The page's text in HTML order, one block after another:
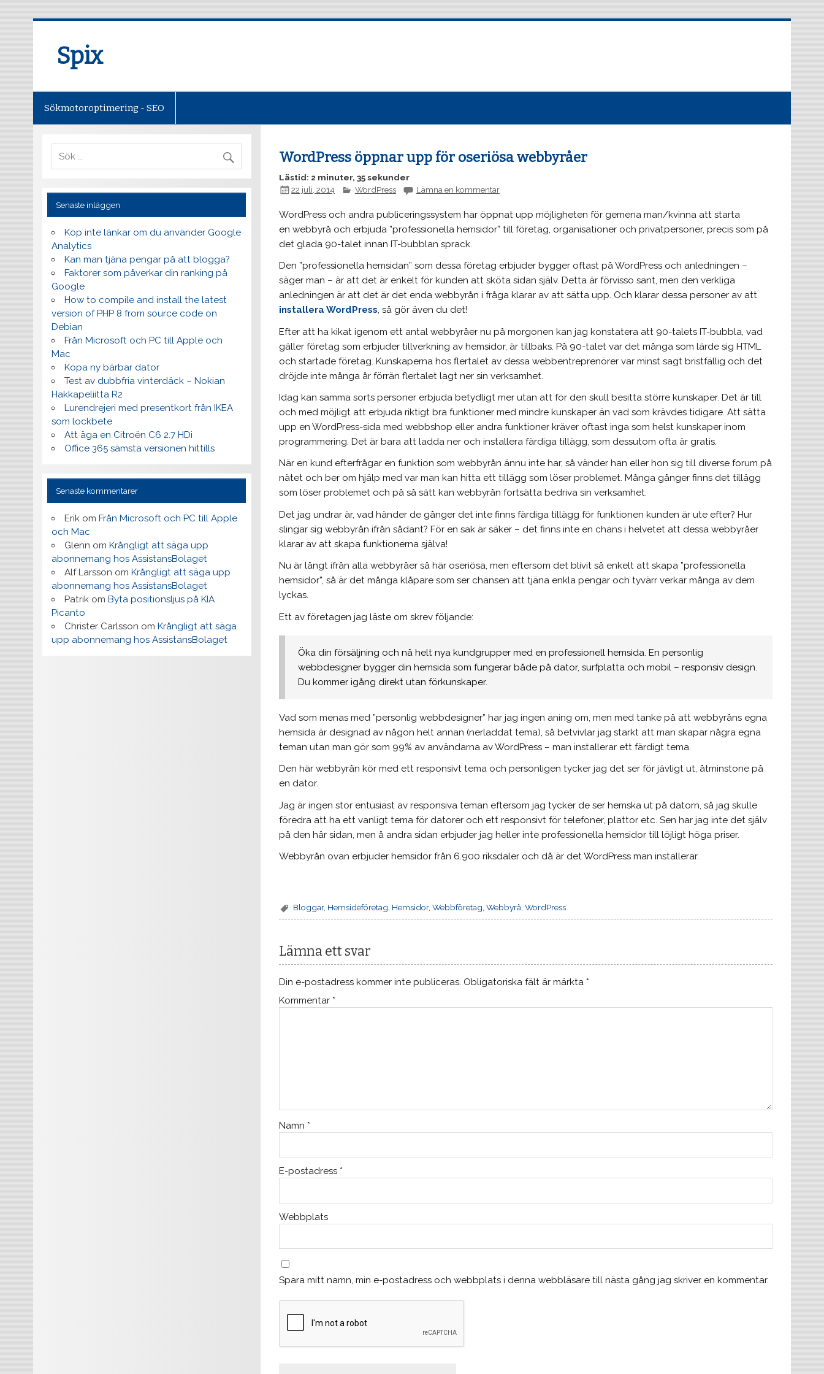
Spix
Sökmotoroptimering - SEO
WordPress öppnar upp för oseriösa webbyråer
Lästid: 2 minuter, 35 sekunder
22 juli, 2014
WordPress Lämna en kommentar
WordPress och andra publiceringssystem har öppnat upp möjligheten för gemena man/kvinna att starta
en webbyrå och erbjuda ”professionella hemsidor” till företag, organisationer och privatpersoner, precis som på
det glada 90-talet innan IT-bubblan sprack.
Den ”professionella hemsidan” som dessa företag erbjuder bygger oftast på WordPress och anledningen –
säger man – är att det är enkelt för kunden att sköta sidan själv. Detta är förvisso sant, men den verkliga
anledningen är att det är det enda webbyrån i fråga klarar av att sätta upp. Och klarar dessa personer av att
installera WordPress, så gör även du det!
Efter att ha kikat igenom ett antal webbyråer nu på morgonen kan jag konstatera att 90-talets IT-bubbla, vad
gäller företag som erbjuder tillverkning av hemsidor, är tillbaks. På 90-talet var det många som lärde sig HTML
och startade företag. Kunskaperna hos flertalet av dessa webbentreprenörer var minst sagt bristfällig och det
dröjde inte många år förrän flertalet lagt ner sin verksamhet.
Idag kan samma sorts personer erbjuda betydligt mer utan att för den skull besitta större kunskaper. Det är till
och med möjligt att erbjuda riktigt bra funktioner med mindre kunskaper än vad som krävdes tidigare. Att sätta
upp en WordPress-sida med webbshop eller andra funktioner kräver oftast inga som helst kunskaper inom
programmering. Det är bara att ladda ner och installera färdiga tillägg, som dessutom ofta är gratis.
När en kund efterfrågar en funktion som webbyrån ännu inte har, så vänder han eller hon sig till diverse forum på
nätet och ber om hjälp med var man kan hitta ett tillägg som löser problemet. Många gånger finns det tillägg
som löser problemet och på så sätt kan webbyrån fortsätta bedriva sin verksamhet.
Det jag undrar är, vad händer de gånger det inte finns färdiga tillägg för funktionen kunden är ute efter? Hur
slingar sig webbyrån ifrån sådant? För en sak är säker – det finns inte en chans i helvetet att dessa webbyråer
klarar av att skapa funktionerna själva!
Nu är långt ifrån alla webbyråer så här oseriösa, men eftersom det blivit så enkelt att skapa ”professionella
hemsidor”, så är det många klåpare som ser chansen att tjäna enkla pengar och tyvärr verkar många av dem
lyckas.
Ett av företagen jag läste om skrev följande:
Öka din försäljning och nå helt nya kundgrupper med en professionell hemsida. En personlig
webbdesigner bygger din hemsida som fungerar både på dator, surfplatta och mobil – responsiv design.
Du kommer igång direkt utan förkunskaper.
Vad som menas med ”personlig webbdesigner” har jag ingen aning om, men med tanke på att webbyråns egna
hemsida är designad av någon helt annan (nerladdat tema), så betvivlar jag starkt att man skapar några egna
teman utan man gör som 99% av användarna av WordPress – man installerar ett färdigt tema.
Den här webbyrån kör med ett responsivt tema och personligen tycker jag det ser för jävligt ut, åtminstone på
en dator.
Jag är ingen stor entusiast av responsiva teman eftersom jag tycker de ser hemska ut på datorn, så jag skulle
föredra att ha ett vanligt tema för datorer och ett responsivt för telefoner, plattor etc. Sen har jag inte det själv
på den här sidan, men å andra sidan erbjuder jag heller inte professionella hemsidor till löjligt höga priser.
Webbyrån ovan erbjuder hemsidor från 6.900 riksdaler och då är det WordPress man installerar.
Bloggar, Hemsideföretag Hemsidor,Webbföretag ,Webbyrå ,WordPress
Lämna ett svar
Din e-postadress kommer inte publiceras. Obligatoriska fält är märkta *
Kommentar *
Namn *
E-postadress *
Webbplats
Spara mitt namn, min e-postadress och webbplats i denna webbläsare till nästa gång jag skriver en kommentar.
Senaste inläggen
Köp inte länkar om du använder Google
Analytics
Kan man tjäna pengar på att blogga?
Faktorer som påverkar din ranking på
Google
How to compile and install the latest
version of PHP 8 from source code on
Debian
Från Microsoft och PC till Apple och
Mac
Köpa ny bärbar dator
Test av dubbfria vinterdäck – Nokian
Hakkapeliitta R2
Lurendrejeri med presentkort från IKEA
som lockbete
Att äga en Citroën C6 2.7 HDi
Office 365 sämsta versionen hittills
Senaste kommentarer
Erik omFrån Microsoft och PC till Apple
och Mac
Glenn omKrångligt att säga upp
abonnemang hos AssistansBolaget
Alf Larsson omKrångligt att säga upp
abonnemang hos AssistansBolaget
Patrik omByta positionsljus på KIA
Picanto
Christer Carlsson omKrångligt att säga
upp abonnemang hos AssistansBolaget